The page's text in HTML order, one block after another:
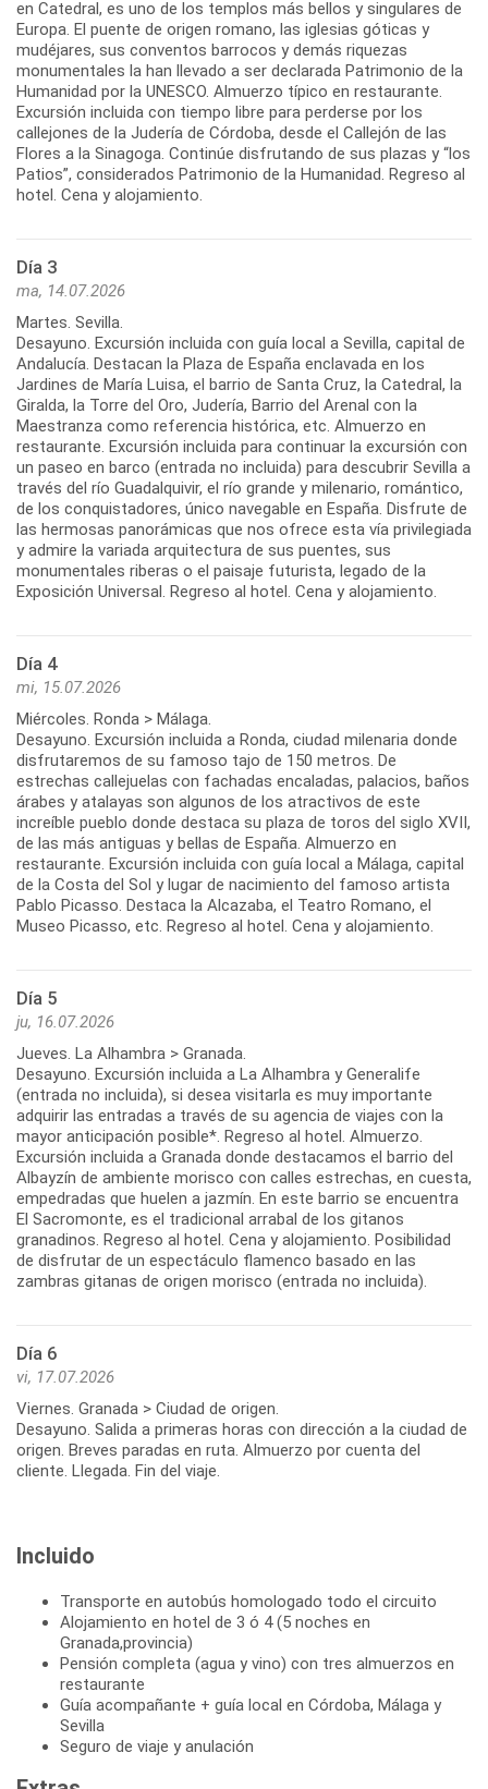
en Catedral, es uno de los templos más bellos y singulares de
Europa. El puente de origen romano, las iglesias góticas y
mudéjares, sus conventos barrocos y demás riquezas
monumentales la han llevado a ser declarada Patrimonio de la
Humanidad por la UNESCO. Almuerzo típico en restaurante.
Excursión incluida con tiempo libre para perderse por los
callejones de la Judería de Córdoba, desde el Callejón de las
Flores a la Sinagoga. Continúe disfrutando de sus plazas y “los
Patios”, considerados Patrimonio de la Humanidad. Regreso al
Día 3
ma, 14.07.2026
Martes. Sevilla.
Desayuno. Excursión incluida con guía local a Sevilla, capital de
Andalucía. Destacan la Plaza de España enclavada en los
Jardines de María Luisa, el barrio de Santa Cruz, la Catedral, la
Giralda, la Torre del Oro, Judería, Barrio del Arenal con la
Maestranza como referencia histórica, etc. Almuerzo en
restaurante. Excursión incluida para continuar la excursión con
un paseo en barco (entrada no incluida) para descubrir Sevilla a
través del río Guadalquivir, el río grande y milenario, romántico,
de los conquistadores, único navegable en España. Disfrute de
las hermosas panorámicas que nos ofrece esta vía privilegiada
y admire la variada arquitectura de sus puentes, sus
monumentales riberas o el paisaje futurista, legado de la
Día 4
mi, 15.07.2026
Miércoles. Ronda > Málaga.
Desayuno. Excursión incluida a Ronda, ciudad milenaria donde
disfrutaremos de su famoso tajo de 150 metros. De
estrechas callejuelas con fachadas encaladas, palacios, baños
árabes y atalayas son algunos de los atractivos de este
increíble pueblo donde destaca su plaza de toros del siglo XVII,
de las más antiguas y bellas de España. Almuerzo en
restaurante. Excursión incluida con guía local a Málaga, capital
de la Costa del Sol y lugar de nacimiento del famoso artista
Pablo Picasso. Destaca la Alcazaba, el Teatro Romano, el
Día 5
ju, 16.07.2026
Jueves. La Alhambra > Granada.
Desayuno. Excursión incluida a La Alhambra y Generalife
(entrada no incluida), si desea visitarla es muy importante
adquirir las entradas a través de su agencia de viajes con la
mayor anticipación posible*. Regreso al hotel. Almuerzo.
Excursión incluida a Granada donde destacamos el barrio del
Albayzín de ambiente morisco con calles estrechas, en cuesta,
empedradas que huelen a jazmín. En este barrio se encuentra
El Sacromonte, es el tradicional arrabal de los gitanos
granadinos. Regreso al hotel. Cena y alojamiento. Posibilidad
de disfrutar de un espectáculo flamenco basado en las
Día 6
vi, 17.07.2026
Viernes. Granada > Ciudad de origen.
Desayuno. Salida a primeras horas con dirección a la ciudad de
origen. Breves paradas en ruta. Almuerzo por cuenta del
Incluido
Transporte en autobús homologado todo el circuito
Alojamiento en hotel de 3 ó 4 (5 noches en
Granada,provincia)
Pensión completa (agua y vino) con tres almuerzos en
restaurante
Guía acompañante + guía local en Córdoba, Málaga y
Sevilla
Seguro de viaje y anulación